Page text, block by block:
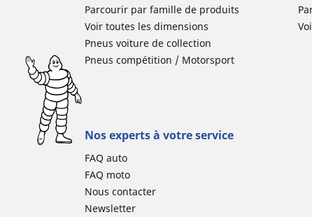
Parcourir par famille de produits
Voir toutes les dimensions
Pneus voiture de collection
Pneus compétition / Motorsport
Nos experts à votre service
FAQ auto
FAQ moto
Nous contacter
Newsletter